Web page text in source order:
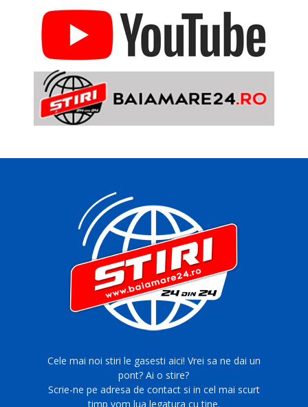
Cele mai noi stiri le gasesti aici! Vrei sa ne dai un
pont? Ai o stire?
Scrie-ne pe adresa de contact si in cel mai scurt
timp vom lua legatura cu tine.